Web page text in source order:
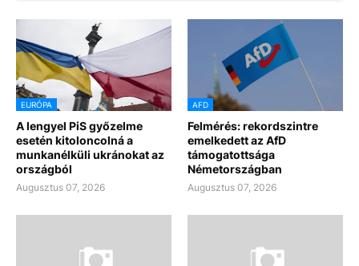
EURÓPA
A lengyel PiS győzelme
esetén kitoloncolná a
munkanélküli ukránokat az
országból
Augusztus 07, 2026
AFD
Felmérés: rekordszintre
emelkedett az AfD
támogatottsága
Németországban
Augusztus 07, 2026